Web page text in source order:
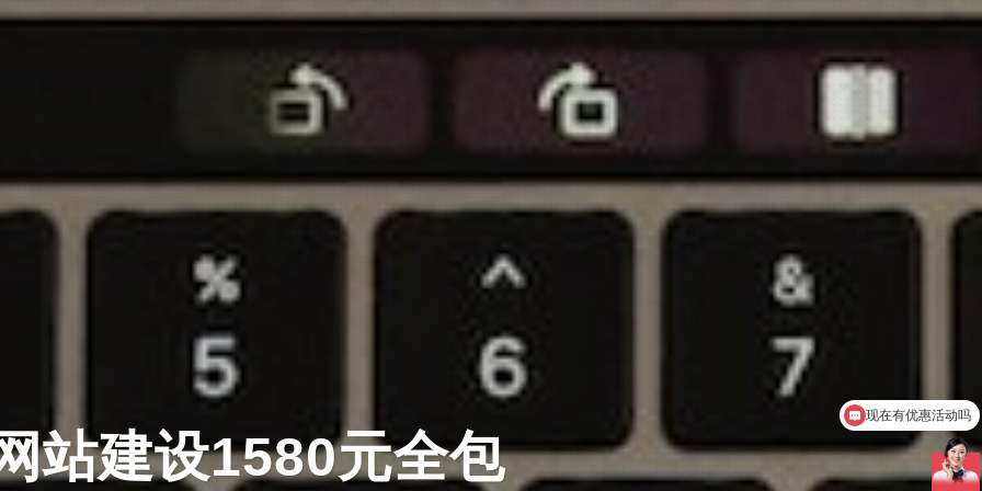
· 设计 · 技术 · 服务
可以介绍下你们的产品么